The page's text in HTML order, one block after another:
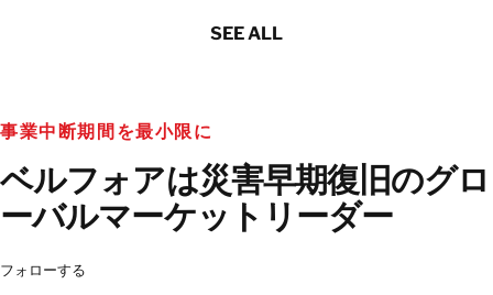
SEE ALL
事業中断期間を最小限に
ベルフォアは災害早期復旧のグロ
ーバルマーケットリーダー
フォローする